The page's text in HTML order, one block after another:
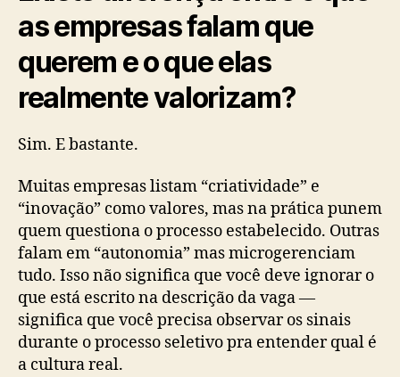
as empresas falam que
querem e o que elas
realmente valorizam?
Sim. E bastante.
Muitas empresas listam “criatividade” e
“inovação” como valores, mas na prática punem
quem questiona o processo estabelecido. Outras
falam em “autonomia” mas microgerenciam
tudo. Isso não significa que você deve ignorar o
que está escrito na descrição da vaga —
significa que você precisa observar os sinais
durante o processo seletivo pra entender qual é
a cultura real.